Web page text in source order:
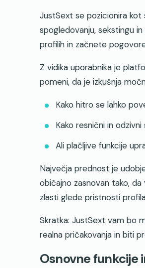
JustSext se pozicionira
spogledovanju, sekstingu
profilih in začnete
Z vidika uporabnika je
pomeni, da je izkušnja
Kako hitro se lahko
Kako resnični in
Ali plačljive funkcije
Največja prednost je
običajno zasnovan tako,
zlasti glede pristnosti
Skratka: JustSext vam bo
realna pričakovanja in biti
Osnovne funkcije